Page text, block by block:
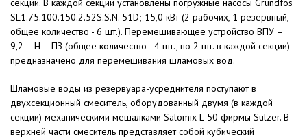
секции. В каждой секции установлены погружные насосы Grundfos
SL1.75.100.150.2.52S.S.N. 51D; 15,0 кВт (2 рабочих, 1 резервный,
общее количество - 6 шт.). Перемешивающее устройство ВПУ –
9,2 – Н – ПЗ (общее количество - 4 шт., по 2 шт. в каждой секции)
предназначено для перемешивания шламовых вод.
Шламовые воды из резервуара-усреднителя поступают в
двухсекционный смеситель, оборудованный двумя (в каждой
секции) механическими мешалками Salomix L-50 фирмы Sulzer. В
верхней части смеситель представляет собой кубический